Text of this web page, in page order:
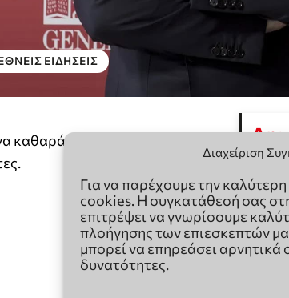
Διαχείριση
Για να παρέχουμε την
cookies. Η συγκατάθεσή σας
επιτρέψει να γνωρίσουμε
πλοήγησης των επιεσκεπτών
μπορεί να επηρεάσει αρνητικά
δυνατότητες.